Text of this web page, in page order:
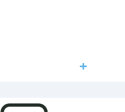
Lire la suite